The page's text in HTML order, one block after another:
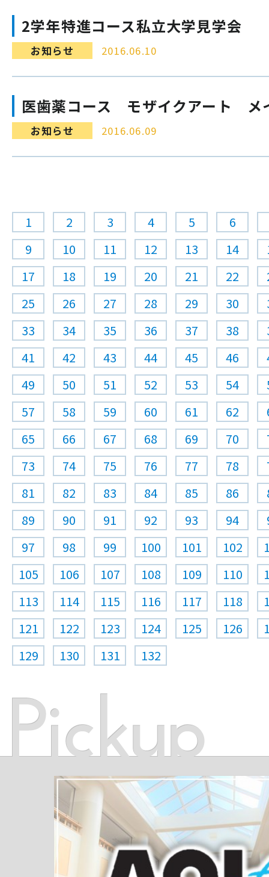
2学年特進コース私立大学見学会
お知らせ 2016.06.10
医歯薬コース モザイクアート メ
お知らせ 2016.06.09
1 2 3 4 5
6
9
10 11 12 13 14
17
18 19 20 21 22
25
26 27 28 29 30
33
34 35 36 37 38
41
42 43 44 45 46
49
50 51 52 53 54
57
58 59 60 61 62
65
66 67 68 69 70
73
74 75 76 77 78
81
82 83 84 85 86
89
90 91 92 93 94
97
98 99 100 101 102
105
106 107 108 109 110
113
114 115 116 117 118
121
122 123 124 125 126
129
130 131 132